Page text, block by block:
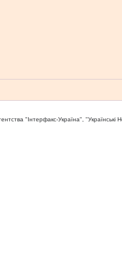
"Iнтерфакс-Україна", "Українськi